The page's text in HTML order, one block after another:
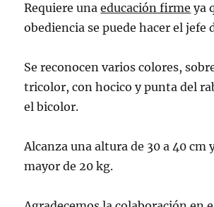
Requiere unaeducación firme ya
obediencia se puede hacer el jefe
Se reconocen varios colores,
tricolor, con hocico y punta del
el bicolor.
Alcanza una altura de 30 a 40 cm
mayor de 20 kg.